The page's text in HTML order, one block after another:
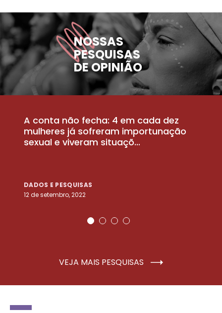
NOSSAS
PESQUISAS
DE OPINIÃO
A conta não fecha: 4 em cada dez
mulheres já sofreram importunação
sexual e viveram situaçõ...
DADOS E PESQUISAS
12 de setembro, 2022
VEJA MAIS PESQUISAS